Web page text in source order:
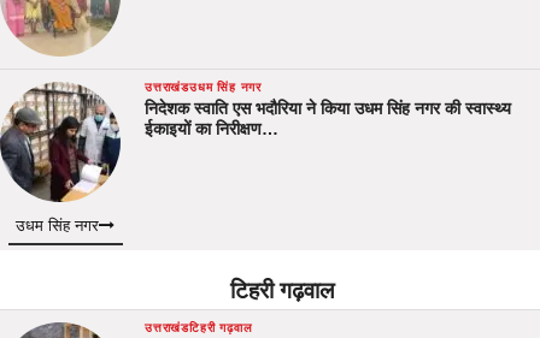
उत्तराखंडउधम सिंह नगर
निदेशक स्वाति एस भदौरिया ने किया उधम सिंह नगर की स्वास्थ्य
ईकाइयों का निरीक्षण…
उधम सिंह नगर
टिहरी गढ़वाल
उत्तराखंडटिहरी गढ़वाल